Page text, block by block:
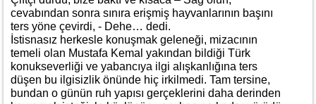
cevabından sonra sınıra erişmiş hayvanlarının başını
ters yöne çevirdi, - Dehe… dedi.
İstisnasız herkesle konuşmak geleneği, mizacının
temeli olan Mustafa Kemal yakından bildiği Türk
konukseverliği ve yabancıya ilgi alışkanlığına ters
düşen bu ilgisizlik önünde hiç irkilmedi. Tam tersine,
bundan o günün ruh yapısı gerçeklerini daha derinden